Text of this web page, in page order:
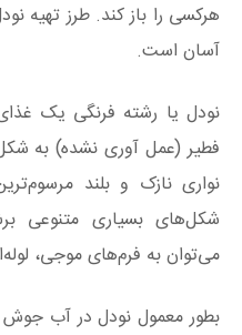
هرکسی را باز کند. طرز تهیه
آسان است.
نودل یا رشته فرنگی یک
فطیر (عمل آوری نشده) به
نواری نازک و بلند
شکل‌های بسیاری متنوعی
می‌توان به فرم‌های موجی،
بطور معمول نودل در آب